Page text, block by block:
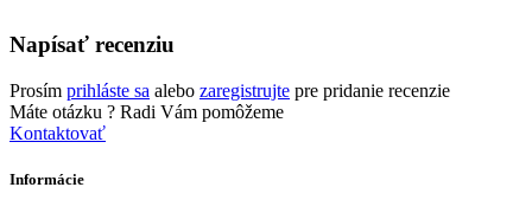
Napísať recenziu
Prosím prihláste sa alebo zaregistrujte pre pridanie recenzie
Máte otázku ? Radi Vám pomôžeme
Kontaktovať
Informácie